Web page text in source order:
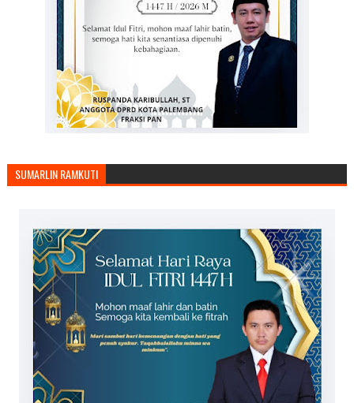
SUMARLIN RAMKUTI